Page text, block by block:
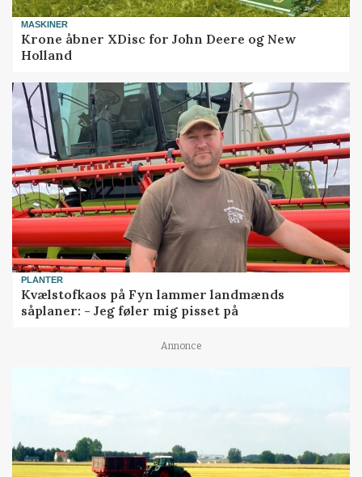
MASKINER
Krone åbner XDisc for John Deere og New
Holland
PLANTER
Kvælstofkaos på Fyn lammer landmænds
såplaner: - Jeg føler mig pisset på
Annonce